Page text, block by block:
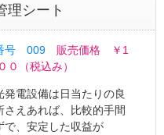
理シート
号 009 販売価格 ￥1
０（税込み）
発電設備は日当たりの良
さえあれば、比較的手間
で、安定した収益が